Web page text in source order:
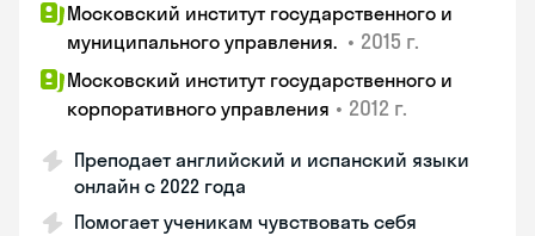
Московский институт государственного и
муниципального управления. • 2015 г.
Московский институт государственного и
корпоративного управления • 2012 г.
Преподает английский и испанский языки
онлайн с 2022 года
Помогает ученикам чувствовать себя